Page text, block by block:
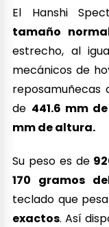
El Hanshi
tamaño
estrecho, al
mecánicos de
reposamuñecas
de 441.6 mm
mm de altura.
Su peso es de
170 gramos
teclado que
exactos. Así